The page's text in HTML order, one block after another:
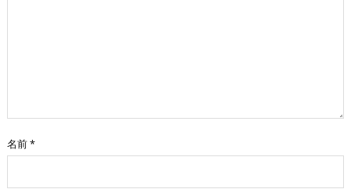
名前*